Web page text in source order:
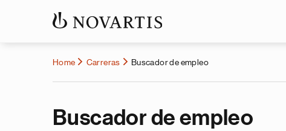
Home Carreras Buscador de empleo
Buscador de empleo